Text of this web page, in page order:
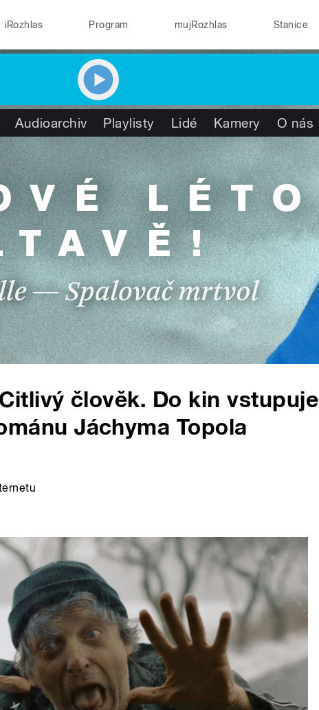
iRozhlas Program mujRozhlas Stanice
Audioarchiv Playlisty Lidé Kamery O nás
člověk. Do kin vstupuje
Jáchyma Topola